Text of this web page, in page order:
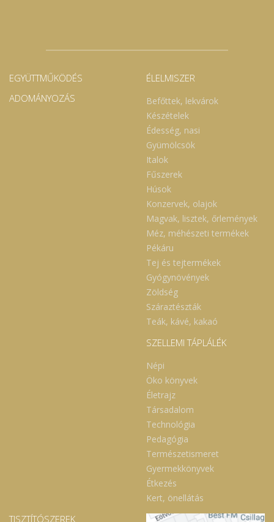
EGYÜTTMŰKÖDÉS
ADOMÁNYOZÁS
ÉLELMISZER
Befőttek, lekvárok
Készételek
Édesség, nasi
Gyümölcsök
Italok
Fűszerek
Húsok
Konzervek, olajok
Magvak, lisztek, őrlemények
Méz, méhészeti termékek
Pékáru
Tej és tejtermékek
Gyógynövények
Zöldség
Száraztészták
Teák, kávé, kakaó
SZELLEMI TÁPLÁLÉK
Népi
Öko könyvek
Életrajz
Társadalom
Technológia
Pedagógia
Természetismeret
Gyermekkönyvek
Étkezés
Kert, önellátás
TISZTÍTÓSZEREK